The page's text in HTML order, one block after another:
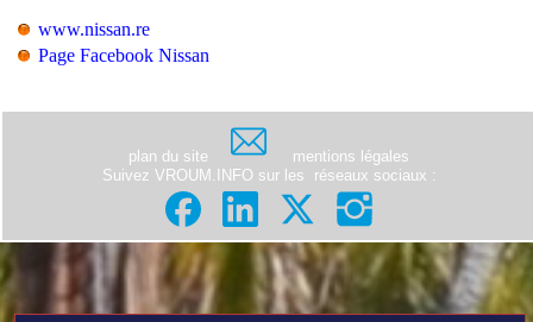
www.nissan.re
Page Facebook Nissan
plan du site
mentions légales
Suivez VROUM.INFO sur les
réseaux sociaux :